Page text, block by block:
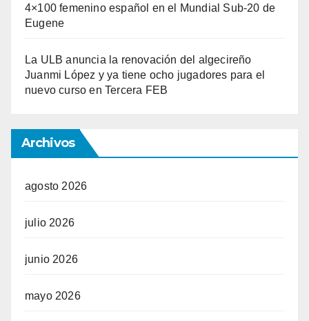
4×100 femenino español en el Mundial Sub-20 de
Eugene
La ULB anuncia la renovación del algecireño
Juanmi López y ya tiene ocho jugadores para el
nuevo curso en Tercera FEB
Archivos
agosto 2026
julio 2026
junio 2026
mayo 2026